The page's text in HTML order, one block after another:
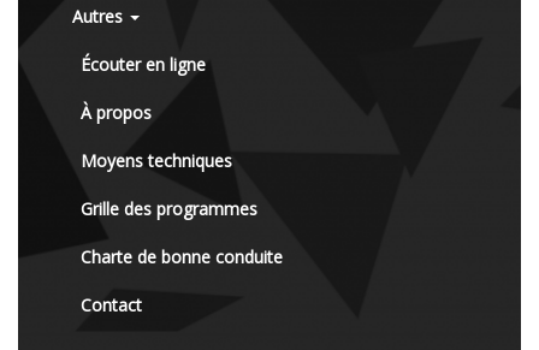
Autres
Écouter en ligne
À propos
Moyens techniques
Grille des programmes
Charte de bonne conduite
Contact